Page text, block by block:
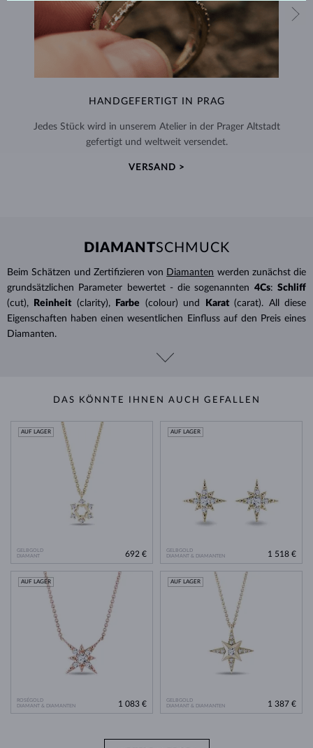
HANDGEFERTIGT IN PRAG
Jedes Stück wird in unserem Atelier in der Prager Altstadt
gefertigt und weltweit versendet.
VERSAND >
DIAMANTSCHMUCK
Beim Schätzen und Zertifizieren von Diamanten werden zunächst die
grundsätzlichen Parameter bewertet - die sogenannten 4Cs: Schliff
(cut),
Reinheit (clarity), Farbe (colour) und Karat (carat). All diese
Eigenschaften haben einen wesentlichen Einfluss auf den Preis eines
Diamanten.
DAS KÖNNTE IHNEN AUCH GEFALLEN
GELBGOLD
DIAMANT
AUF LAGER
692 €
GELBGOLD
DIAMANT & DIAMANTEN
AUF LAGER
1 518 €
ROSÉGOLD
DIAMANT & DIAMANTEN
AUF LAGER
1 083 €
GELBGOLD
DIAMANT & DIAMANTEN
AUF LAGER
1 387 €